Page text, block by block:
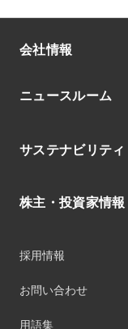
会社情報
会社概要
中期経営戦略
役員
事業
ニュースルーム
トピックス
IRニュース
サステナビリティ
環境
ガバナンス
マテリアリティ
株主・投資家情報
財務ハイライト
IRカレンダー
採用情報
お問い合わせ
用語集